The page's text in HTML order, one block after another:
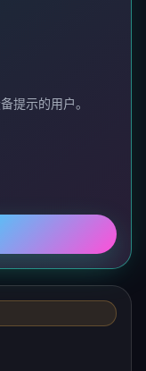
提示的用户。